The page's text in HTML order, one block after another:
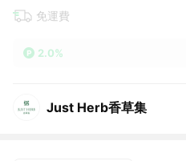
免運費
2.0%
Just Herb香草集